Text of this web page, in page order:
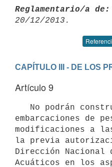
Reglamentario/a de:
CAPÍTULO III - DE LOS
Artículo 9
embarcaciones de
modificaciones a
la previa
Dirección Nacional
Acuáticos en los